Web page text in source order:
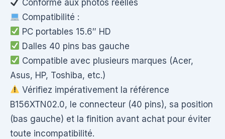
Conforme aux photos réelles
Compatibilité :
PC portables 15.6″ HD
Dalles 40 pins bas gauche
Compatible avec plusieurs marques (Acer,
Asus, HP, Toshiba, etc.)
Vérifiez impérativement la référence
B156XTN02.0, le connecteur (40 pins), sa position
(bas gauche) et la finition avant achat pour éviter
toute incompatibilité.